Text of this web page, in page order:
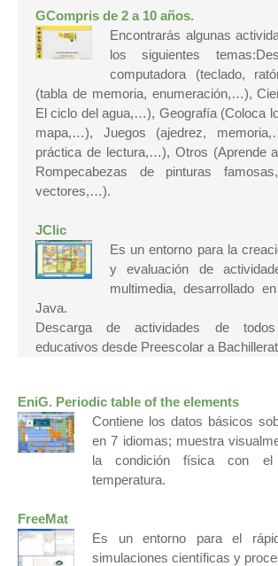
GCompris de 2 a 10 años.
Encontrarás algunas
los siguientes
computadora (teclado,
(tabla de memoria, enumeración,…),
El ciclo del agua,…), Geografía (Coloca
mapa,…), Juegos (ajedrez,
práctica de lectura,…), Otros (Aprende
Rompecabezas de pinturas
vectores,…).
JClic
Es un entorno para la
y evaluación de
multimedia, desarrollado
Java.
Descarga de actividades de
educativos desde Preescolar a
EniG. Periodic table of the elements
Contiene los datos básicos
en 7 idiomas; muestra
la condición física con
temperatura.
FreeMat
Es un entorno para el
simulaciones científicas y